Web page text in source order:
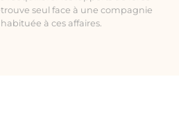
seul face à une compagnie
à ces affaires.